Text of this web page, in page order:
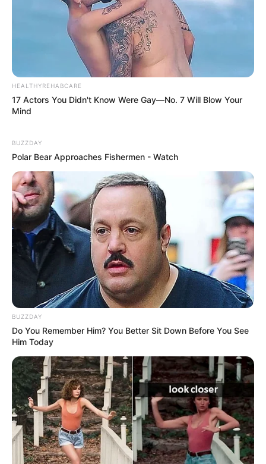
HEALTHYREHABCARE
17 Actors You Didn't Know Were Gay—No. 7 Will Blow Your
Mind
BUZZDAY
Polar Bear Approaches Fishermen - Watch
BUZZDAY
Do You Remember Him? You Better Sit Down Before You See
Him Today